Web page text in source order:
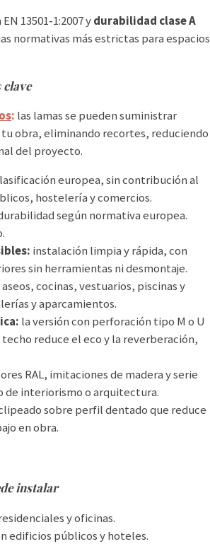
13501‑1:2007 ydurabilidad clase A
normativas más estrictas para espacios
clave
: las lamas se pueden suministrar
obra, eliminando recortes, reduciendo
del proyecto.
europea, sin contribución al
hostelería y comercios.
según normativa europea.
instalación limpia y rápida, con
sin herramientas ni desmontaje.
cocinas, vestuarios, piscinas y
y aparcamientos.
la versión con perforación tipo M o U
reduce el eco y la reverberación,
RAL, imitaciones de madera y serie
de interiorismo o arquitectura.
sobre perfil dentado que reduce
en obra.
instalar
y oficinas.
edificios públicos y hoteles.